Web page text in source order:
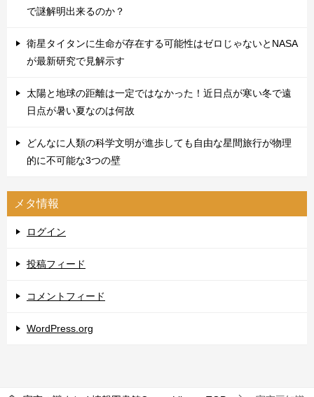
で謎解明出来るのか？
衛星タイタンに生命が存在する可能性はゼロじゃないとNASA
が最新研究で見解示す
太陽と地球の距離は一定ではなかった！近日点が寒い冬で遠
日点が暑い夏なのは何故
どんなに人類の科学文明が進歩しても自由な星間旅行が物理
的に不可能な3つの壁
メタ情報
ログイン
投稿フィード
コメントフィード
WordPress.org